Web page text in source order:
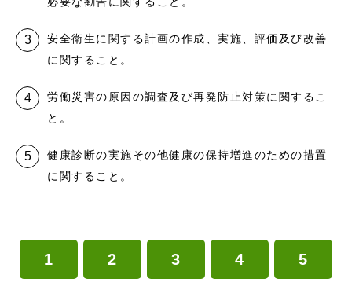
安全衛生に関する計画の作成、実施、評価及び改善
に関すること。
労働災害の原因の調査及び再発防止対策に関するこ
と。
健康診断の実施その他健康の保持増進のための措置
に関すること。
1 2 3 4 5